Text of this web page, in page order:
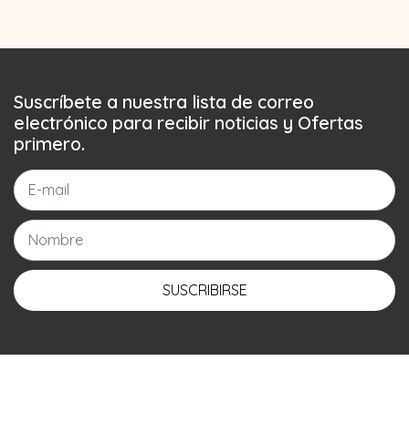
Suscríbete a nuestra lista de correo
electrónico para recibir noticias y Ofertas
primero.
SUSCRIBIRSE